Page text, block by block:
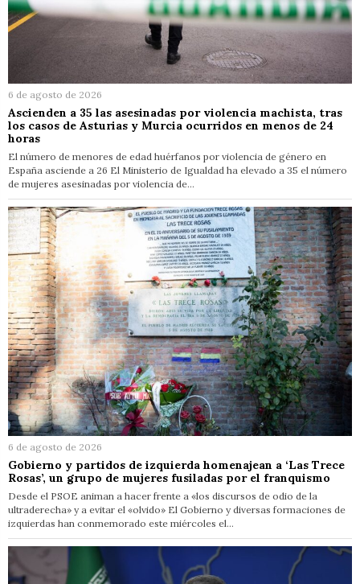
6 de agosto de 2026
Ascienden a 35 las asesinadas por violencia machista, tras
los casos de Asturias y Murcia ocurridos en menos de 24
horas
El número de menores de edad huérfanos por violencia de género en
España asciende a 26 El Ministerio de Igualdad ha elevado a 35 el número
de mujeres asesinadas por violencia de…
6 de agosto de 2026
Gobierno y partidos de izquierda homenajean a ‘Las Trece
Rosas’, un grupo de mujeres fusiladas por el franquismo
Desde el PSOE animan a hacer frente a «los discursos de odio de la
ultraderecha» y a evitar el «olvido» El Gobierno y diversas formaciones de
izquierdas han conmemorado este miércoles el…